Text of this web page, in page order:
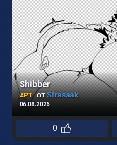
Shibber
АРТ отStrasaak
06.08.2026
0